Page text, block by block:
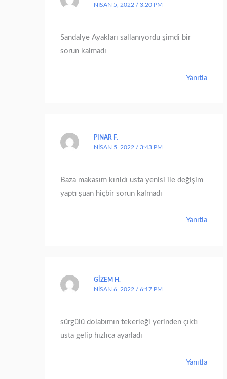
NISAN 5, 2022 / 3:20 PM
Sandalye Ayakları sallanıyordu şimdi bir
sorun kalmadı
Yanıtla
PINAR F.
NISAN 5, 2022 / 3:43 PM
Baza makasım kırıldı usta yenisi ile değişim
yaptı şuan hiçbir sorun kalmadı
Yanıtla
GIZEM H.
NISAN 6, 2022 / 6:17 PM
sürgülü dolabımın tekerleği yerinden çıktı
usta gelip hızlıca ayarladı
Yanıtla